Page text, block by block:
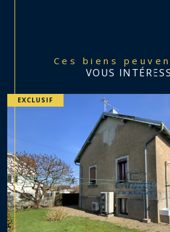
Ces biens
VOUS
EXCLUSIF